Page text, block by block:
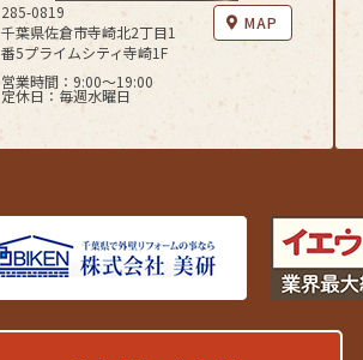
285-0819
千葉県佐倉市寺崎北2丁目1
番5プライムシティ寺崎1F
営業時間：9:00〜19:00
定休日：毎週水曜日
MAP